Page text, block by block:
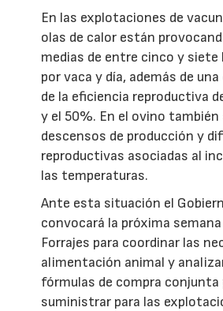
En las explotaciones de
olas de calor están
medias de entre cinco y
por vaca y día, además de
de la eficiencia reproductiva
y el 50%. En el ovino también
descensos de producción y
reproductivas asociadas al
las temperaturas.
Ante esta situación el
convocará la próxima semana
Forrajes para coordinar las
alimentación animal y
fórmulas de compra conjunta
suministrar para las